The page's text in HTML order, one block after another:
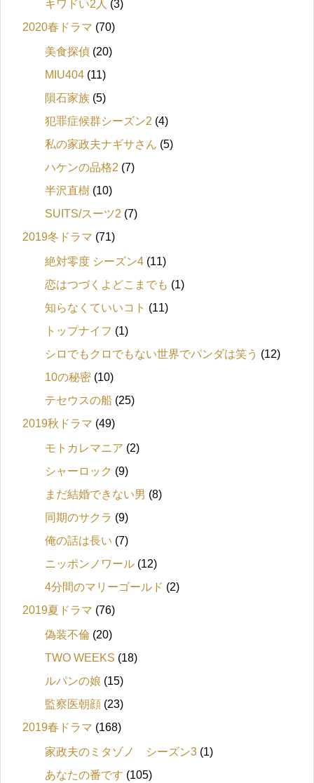
キワドい2人 (3)
2020春ドラマ (70)
美食探偵 (20)
MIU404 (11)
隕石家族 (5)
犯罪症候群シーズン2 (4)
私の家政夫ナギサさん (5)
ハケンの品格2 (7)
半沢直樹 (10)
SUITS/スーツ2 (7)
2019冬ドラマ (71)
絶対零度 シーズン4 (11)
恋はつづくよどこまでも (1)
知らなくていいコト (11)
トップナイフ (1)
シロでもクロでもない世界でパンダは笑う (12)
10の秘密 (10)
テセウスの船 (25)
2019秋ドラマ (49)
モトカレマニア (2)
シャーロック (9)
まだ結婚できない男 (8)
同期のサクラ (9)
俺の話は長い (7)
ニッポンノワール (12)
4分間のマリーゴールド (2)
2019夏ドラマ (76)
偽装不倫 (20)
TWO WEEKS (18)
ルパンの娘 (15)
監察医朝顔 (23)
2019春ドラマ (168)
家政夫のミタゾノ シーズン3 (1)
あなたの番です (105)